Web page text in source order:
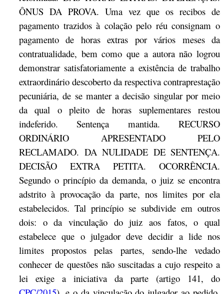
ÔNUS DA PROVA. Uma vez que os recibos de
pagamento trazidos à colação pelo réu consignam o
pagamento de horas extras por vários meses da
contratualidade, bem como que a autora não logrou
demonstrar satisfatoriamente a existência de trabalho
extraordinário descoberto da respectiva contraprestação
pecuniária, de se manter a decisão singular por meio
da qual o pleito de horas suplementares restou
indeferido. Sentença mantida. RECURSO
ORDINÁRIO APRESENTADO PELO
RECLAMADO. DA NULIDADE DE SENTENÇA.
DECISÃO EXTRA PETITA. OCORRÊNCIA.
Segundo o princípio da demanda, o juiz se encontra
adstrito à provocação da parte, nos limites por ela
estabelecidos. Tal princípio se subdivide em outros
dois: o da vinculação do juiz aos fatos, o qual
estabelece que o julgador deve decidir a lide nos
limites propostos pelas partes, sendo-lhe vedado
conhecer de questões não suscitadas a cujo respeito a
lei exige a iniciativa da parte (artigo 141, do